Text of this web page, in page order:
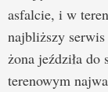
asfalcie, i w
najbliższy
żona jeździła do
terenowym